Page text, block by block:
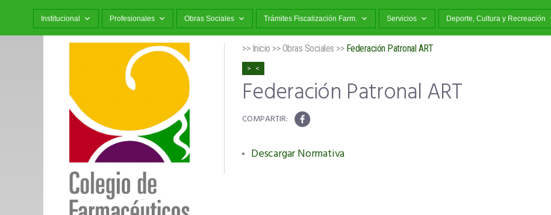
Institucional Profesionales Obras Sociales Trámites Fiscalización Farm. Servicios Deporte, Cultura y Recreación
>> Inicio >>Obras Sociales >> Federación Patronal ART
Federación Patronal ART
Descargar Normativa